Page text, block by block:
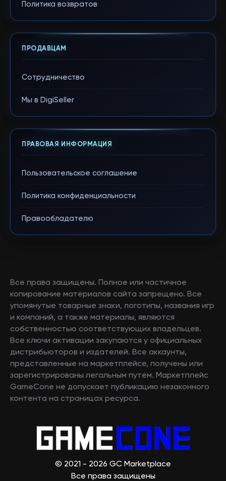
Политика возвратов
ПРОДАВЦАМ
Сотрудничество
Мы в DigiSeller
ПРАВОВАЯ ИНФОРМАЦИЯ
Пользовательское соглашение
Политика конфиденциальности
Правообладателю
Все права защищены. Полное или частичное
копирование материалов сайта запрещено. Все
упомянутые товарные знаки, логотипы, названия игр
и компаний, а также материалы, являются
собственностью соответствующих владельцев.
Все ключи активации закупаются у официальных
дистрибьюторов и издателей. Все аккаунты,
представленные на маркетплейсе, получены или
зарегистрированы легальным путем. Маркетплейс
GameCone не допускает публикацию незаконного
контента на страницах ресурса.
© 2021 - 2026 GC Marketplace
Все права защищены